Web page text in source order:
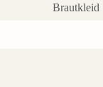
Brautkleid